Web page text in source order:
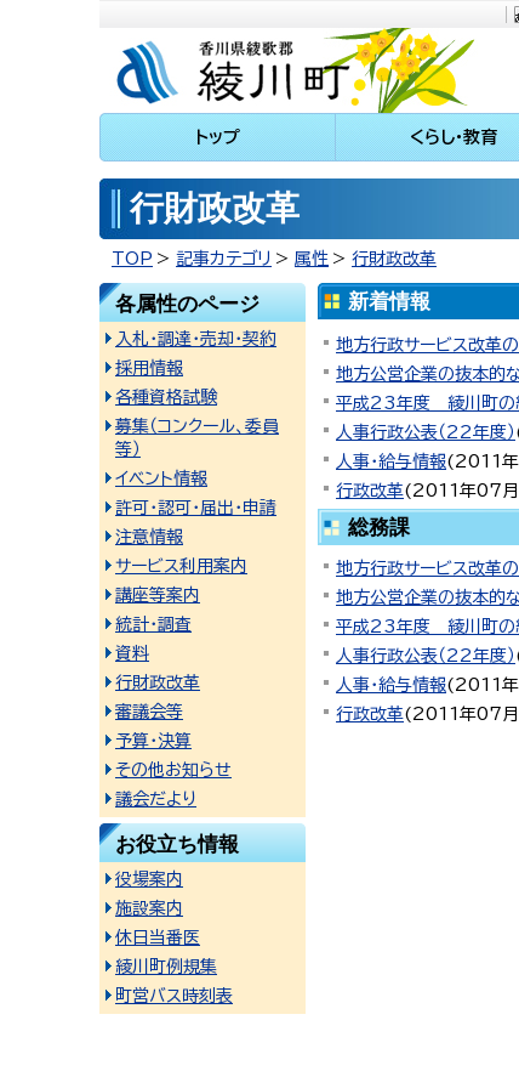
川町
トップ くらし・教育
行財政改革
TOP 記事カテゴリ 属性 行財政改革
新着情報
地方行政サービス改革
地方公営企業の抜本的
平成23年度 綾川町の
人事行政公表（22年度）
人事・給与情報( 2011
行政改革( 2011年07
総務課
地方行政サービス改革
地方公営企業の抜本的
平成23年度 綾川町の
人事行政公表（22年度）
人事・給与情報( 2011
行政改革( 2011年07
各属性のページ
入札・調達・売却・契約
採用情報
各種資格試験
募集（コンクール、委員
等）
イベント情報
許可・認可・届出・申請
注意情報
サービス利用案内
講座等案内
統計・調査
資料
行財政改革
審議会等
予算・決算
その他お知らせ
議会だより
お役立ち情報
役場案内
施設案内
休日当番医
綾川町例規集
町営バス時刻表